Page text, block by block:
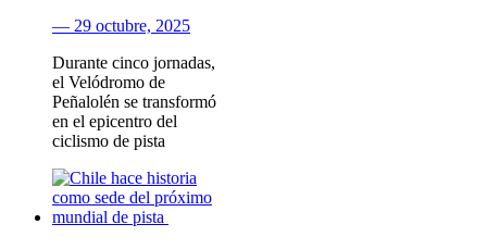
— 29 octubre, 2025
Durante cinco jornadas,
el Velódromo de
Peñalolén se transformó
en el epicentro del
ciclismo de pista